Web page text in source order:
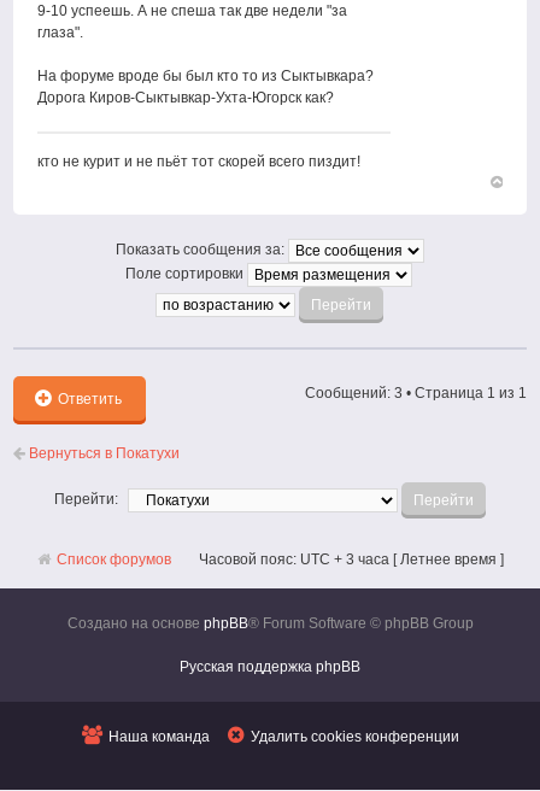
9-10 успеешь. А не спеша так две недели "за
глаза".
На форуме вроде бы был кто то из Сыктывкара?
Дорога Киров-Сыктывкар-Ухта-Югорск как?
кто не курит и не пьёт тот скорей всего пиздит!
Показать сообщения за:
Поле сортировки
Ответить Сообщений: 3 • Страница 1 из 1
Вернуться в Покатухи
Перейти:
Список форумов Часовой пояс: UTC + 3 часа [ Летнее время ]
Создано на основе phpBB® Forum Software © phpBB Group
Русская поддержка phpBB
Наша команда Удалить cookies конференции